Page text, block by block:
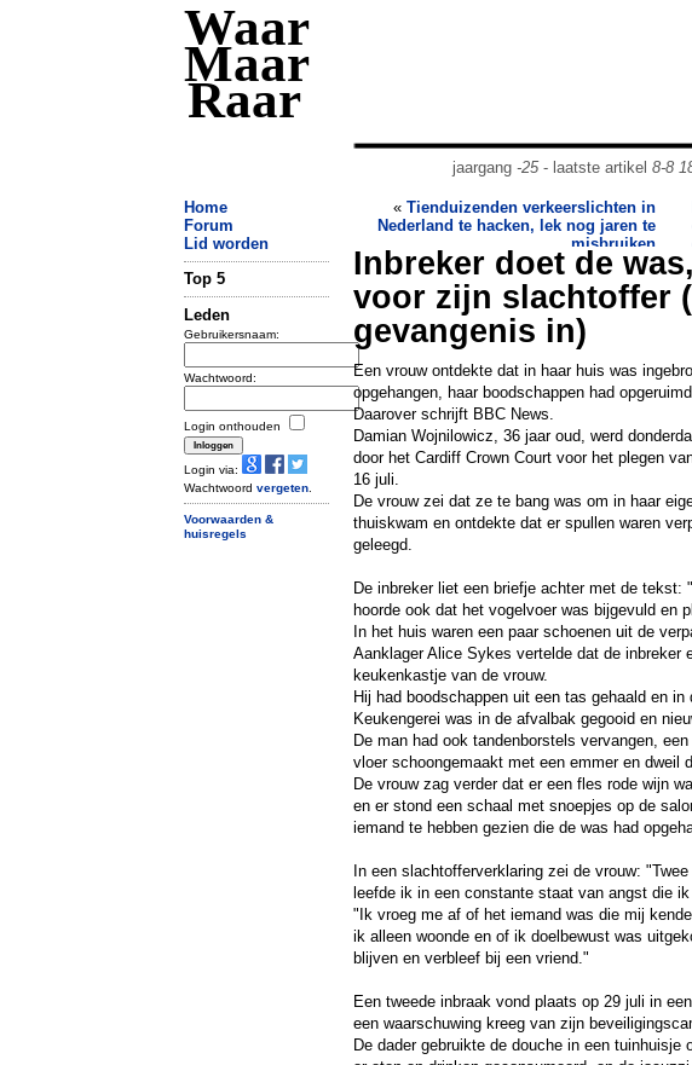
Waar
Maar
Raar
jaargang -25- laatste artikel 8-8
Home
Forum
Lid worden
Top 5
Leden
Gebruikersnaam:
Wachtwoord:
Login onthouden
Login via:
Wachtwoord vergeten
Voorwaarden &
huisregels
« Tienduizenden verkeerslichten in
Nederland te hacken, lek nog jaren te
misbruiken
Inbreker doet de
voor zijn slachtoffer
gevangenis in)
Een vrouw ontdekte dat in haar huis was
opgehangen, haar boodschappen had
Daarover schrijft BBC News.
Damian Wojnilowicz, 36 jaar oud, werd
door het Cardiff Crown Court voor het plegen
16 juli.
De vrouw zei dat ze te bang was om in haar
thuiskwam en ontdekte dat er spullen waren
geleegd.
De inbreker liet een briefje achter met de
hoorde ook dat het vogelvoer was bijgevuld en
In het huis waren een paar schoenen uit de
Aanklager Alice Sykes vertelde dat de
keukenkastje van de vrouw.
Hij had boodschappen uit een tas gehaald en
Keukengerei was in de afvalbak gegooid en
De man had ook tandenborstels vervangen,
vloer schoongemaakt met een emmer en dweil
De vrouw zag verder dat er een fles rode wijn
en er stond een schaal met snoepjes op de
iemand te hebben gezien die de was had
In een slachtofferverklaring zei de vrouw:
leefde ik in een constante staat van angst die
"Ik vroeg me af of het iemand was die mij
ik alleen woonde en of ik doelbewust was
blijven en verbleef bij een vriend."
Een tweede inbraak vond plaats op 29 juli in
een waarschuwing kreeg van zijn
De dader gebruikte de douche in een